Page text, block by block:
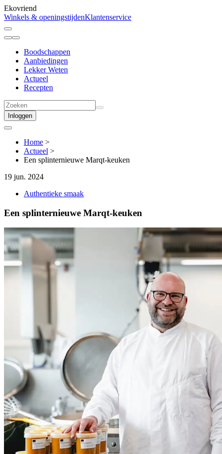
Ekovriend
Winkels & openingstijdenKlantenservice
Boodschappen
Aanbiedingen
Lekker Weten
Actueel
Recepten
Inloggen
Home >
Actueel >
Een splinternieuwe Marqt-keuken
19 jun. 2024
Authentieke smaak
Een splinternieuwe Marqt-keuken